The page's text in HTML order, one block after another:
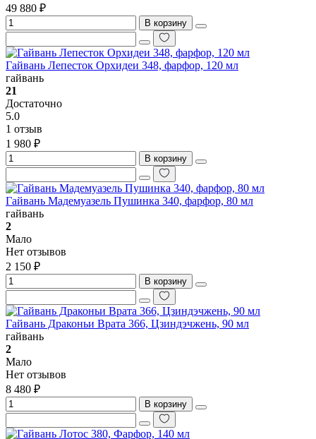
49 880 ₽
В корзину
Гайвань Лепесток Орхидеи 348, фарфор, 120 мл
гайвань
21
Достаточно
5.0
1 отзыв
1 980 ₽
В корзину
Гайвань Мадемуазель Пушинка 340, фарфор, 80 мл
гайвань
2
Мало
Нет отзывов
2 150 ₽
В корзину
Гайвань Драконьи Врата 366, Цзиндэчжень, 90 мл
гайвань
2
Мало
Нет отзывов
8 480 ₽
В корзину